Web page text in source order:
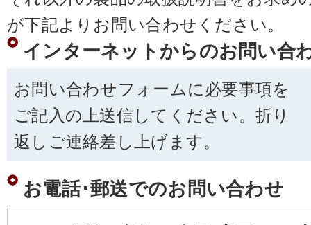
が下記よりお問い合わせください。
インターネットからのお問い合
お問い合わせフォームに必要事項を
ご記入の上送信してください。折り
返しご連絡差し上げます。
お電話･郵送でのお問い合わせ